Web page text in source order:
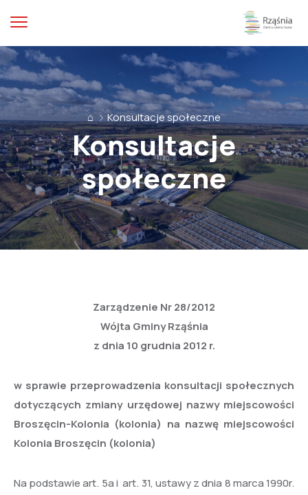
⌂ Konsultacje społeczne
Konsultacje
społeczne
Zarządzenie Nr 28/2012
Wójta Gminy Rząśnia
z dnia 10 grudnia 2012 r.
w sprawie przeprowadzenia konsultacji społecznych
dotyczących zmiany urzędowej nazwy miejscowości
Broszęcin-Kolonia (kolonia) na nazwę miejscowości
Kolonia Broszęcin (kolonia)
Na podstawie art. 5a i art. 31, ustawy z dnia 8 marca 1990r.